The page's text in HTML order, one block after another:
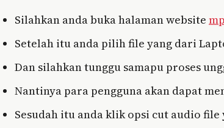
Silahkan anda buka halaman website
Setelah itu anda pilih file yang dari
Dan silahkan tunggu samapu proses
Nantinya para pengguna akan dapat
Sesudah itu anda klik opsi cut audio